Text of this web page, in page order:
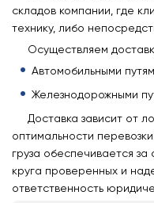
складов компании, где
технику, либо
Осуществляем
Автомобильными
Железнодорожными
Доставка зависит от
оптимальности
груза обеспечивается
круга проверенных и
ответственность